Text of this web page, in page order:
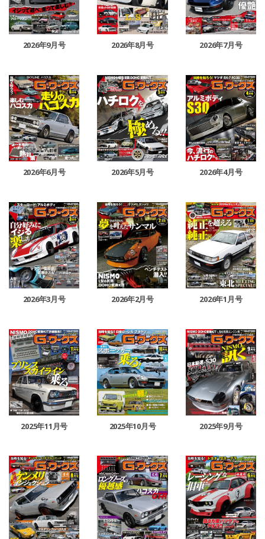
2026年9月号 2026年8月号 2026年7月号
2026年6月号 2026年5月号 2026年4月号
2026年3月号 2026年2月号 2026年1月号
2025年11月号 2025年10月号 2025年9月号